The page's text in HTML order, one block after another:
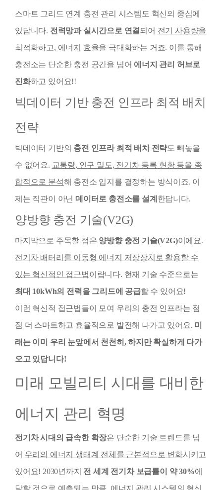
스마트 그리드 연계 충전 관리 시스템도 혁신의 중심에
있답니다. 전력망과 실시간으로 연결 되어 전기 사용량을
최적화하고, 에너지 효율을 극대화하는 거죠. 이를 통해
충전소는 단순한 충전 공간을 넘어 에너지 관리 허브로
진화하고 있어요!!
빅데이터 기반 충전 인프라 최적 배치
전략
빅데이터 기반의 충전 인프라 최적 배치 전략도 빼놓을
수 없어요. 교통량, 인구 밀도, 전기차 등록 현황 등을 종
합적으로 분석해 충전소 입지를 결정하는 방식이죠. 이
제는 직관이 아닌데이터로 충전소를 설계 한답니다.
양방향 충전 기술(V2G)
마지막으로 주목할 점은 양방향 충전 기술(V2G)이에요.
전기차 배터리를 이동형 에너지 저장장치로 활용할 수
있는 혁신적인 접근법이랍니다. 현재 기술 수준으로는
최대 10kWh의 전력을 그리드에 공급할 수 있어요!
이런 혁신적 접근법들이 모여 우리의 충전 인프라는 점
점 더 스마트하고 효율적으로 발전해 나가고 있어요. 미
래는 이미 우리 눈앞에서 천천히, 하지만 확실하게 다가
오고 있답니다!
미래 모빌리티 시대를 대비한
에너지 관리 혁명
전기차 시대의 급속한 확장은 단순한 기술 트렌드를 넘
어 우리의 에너지 생태계 전체를 근본적으로 변화시키고
있어요! 2030년까지 전 세계 전기차 보급률이 약 30%에
달할 것으로 예측되는 만큼, 에너지 관리 시스템의 혁신